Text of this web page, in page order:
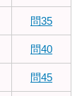
問35
問40
問45